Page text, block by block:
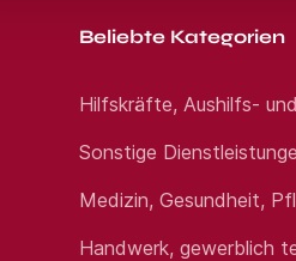
Beliebte Kategorien
Hilfskräfte, Aushilfs-
Sonstige
Medizin, Gesundheit,
Handwerk, gewerblich